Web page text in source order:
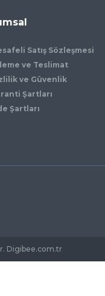
Satış Sözleşmesi
ve Teslimat
ve Güvenlik
Şartları
Şartları
Digibee.com.tr